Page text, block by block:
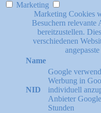
Marketing
Marketing Cookies
Besuchern relevante
bereitzustellen.
verschiedenen
Name
NID
Google
Werbung in
individuell
Anbieter
Stunden